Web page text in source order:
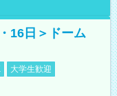
16日＞ドーム
大学生歓迎